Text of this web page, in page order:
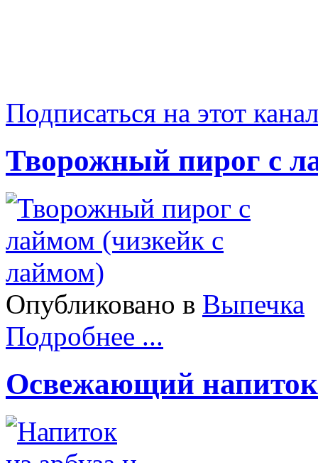
Подписаться на этот
Творожный пирог с
Опубликовано в Выпечка
Подробнее ...
Освежающий напиток